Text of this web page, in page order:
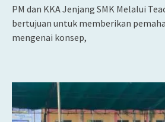
PM dan KKA Jenjang SMK Melalui
bertujuan untuk memberikan
mengenai konsep,